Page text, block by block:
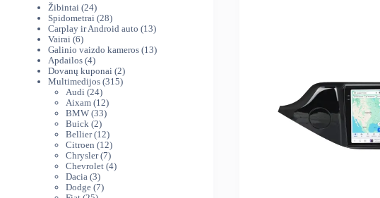
Žibintai 2424
produktai
Spidometrai 2828
produktai
Carplay ir Android auto 1313
Vairai 66
produktai
Galinio vaizdo kameros 1313
Apdailos 44
produktai
Dovanų kuponai 22
produktai
Multimedijos 315315
Audi 2424
produktai
Aixam 1212
produktų
BMW 3333
Buick 22
produktai
Bellier 1212
produktų
Citroen 1212
produktų
Chrysler 77
produktai
Chevrolet 44
Dacia 33
produktai
Dodge 77